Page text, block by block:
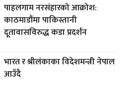
पाहलगाम नरसंहारको आक्रोश:
काठमाडौंमा पाकिस्तानी
दूतावासविरुद्ध कडा प्रदर्शन
भारत र श्रीलंकाका विदेशमन्त्री नेपाल
आउँदै